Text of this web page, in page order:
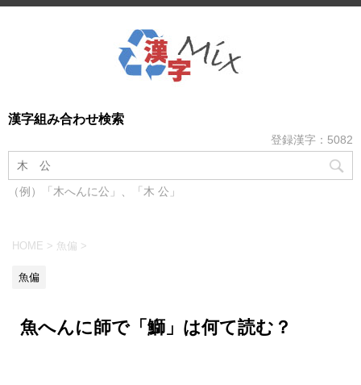
漢字組み合わせ検索
登録漢字：5082
（例）「木へんに公」、「木 公」
HOME > 魚偏 >
魚偏
魚へんに師で「鰤」は何て読む？